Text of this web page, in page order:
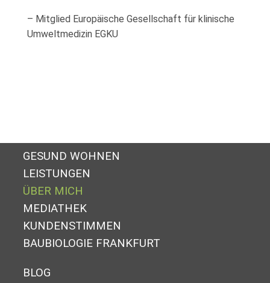
– Mitglied Europäische Gesellschaft für klinische
Umweltmedizin EGKU
GESUND WOHNEN
LEISTUNGEN
ÜBER MICH
MEDIATHEK
KUNDENSTIMMEN
BAUBIOLOGIE FRANKFURT
BLOG